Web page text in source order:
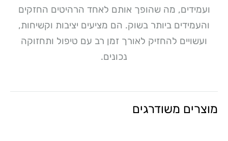
ועמידים, מה שהופך אותם לאחד הרהיטים החזקים
והעמידים ביותר בשוק. הם מציעים יציבות וקשיחות,
ועשויים להחזיק לאורך זמן רב עם טיפול ותחזוקה
נכונים.
מוצרים משודרגים